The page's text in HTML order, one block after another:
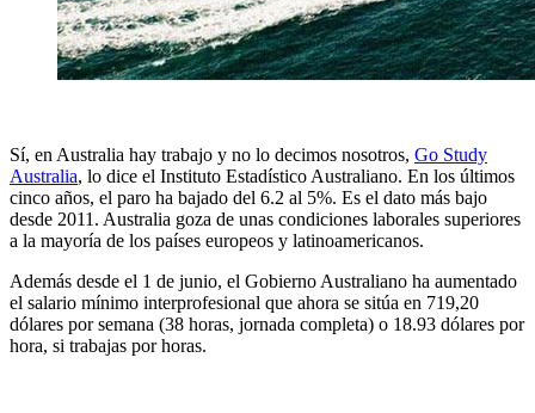
Sí, en Australia hay trabajo y no lo decimos nosotros, Go Study
Australia, lo dice el Instituto Estadístico Australiano. En los últimos
cinco años, el paro ha bajado del 6.2 al 5%. Es el dato más bajo
desde 2011. Australia goza de unas condiciones laborales superiores
a la mayoría de los países europeos y latinoamericanos.
Además desde el 1 de junio, el Gobierno Australiano ha aumentado
el salario mínimo interprofesional que ahora se sitúa en 719,20
dólares por semana (38 horas, jornada completa) o 18.93 dólares por
hora, si trabajas por horas.